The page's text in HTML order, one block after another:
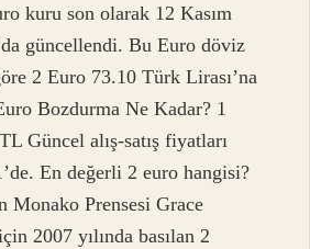
kuru son olarak 12 Kasım
güncellendi. Bu Euro döviz
2 Euro 73.10 Türk Lirası’na
Bozdurma Ne Kadar? 1
Güncel alış-satış fiyatları
En değerli 2 euro hangisi?
Monako Prensesi Grace
2007 yılında basılan 2